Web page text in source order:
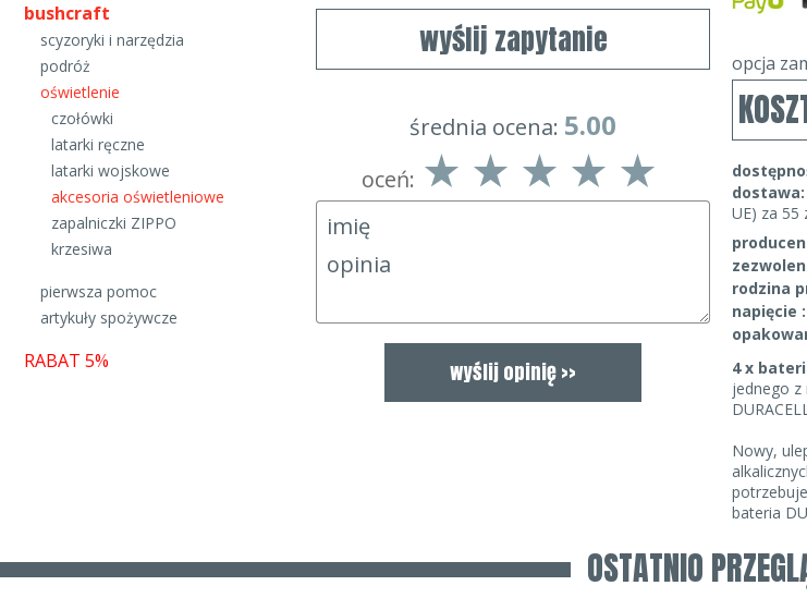
bushcraft
scyzoryki i narzędzia
podróż
oświetlenie
czołówki
latarki ręczne
latarki wojskowe
akcesoria oświetleniowe
zapalniczki ZIPPO
krzesiwa
pierwsza pomoc
artykuły spożywcze
RABAT 5%
wyślij zapytanie
średnia ocena: 5.00
oceń:
opcja
dostawa:
UE) za 55
rodzina
napięcie :
4 x
jednego z
Nowy,
bateria
OSTATNIO